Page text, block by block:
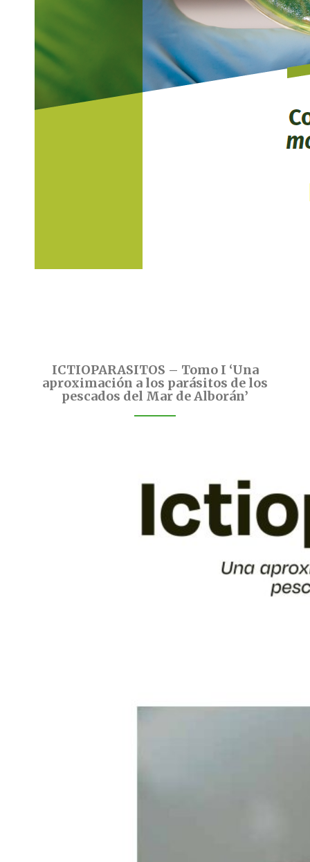
ICTIOPARASITOS – Tomo I ‘Una
aproximación a los parásitos de los
pescados del Mar de Alborán’